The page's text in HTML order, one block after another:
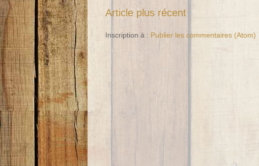
Article plus récent
Inscription à : Publier les commentaires (Atom)